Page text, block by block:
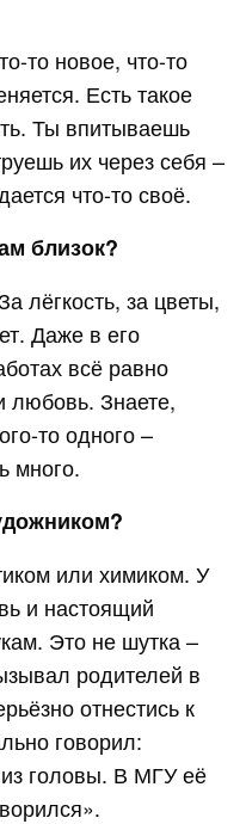
то новое, что-то
Есть такое
Ты впитываешь
их через себя –
что-то своё.
близок?
лёгкость, за цветы,
Даже в его
всё равно
любовь. Знаете,
то одного –
много.
или химиком. У
и настоящий
Это не шутка –
родителей в
отнестись к
говорил:
из головы. В МГУ её